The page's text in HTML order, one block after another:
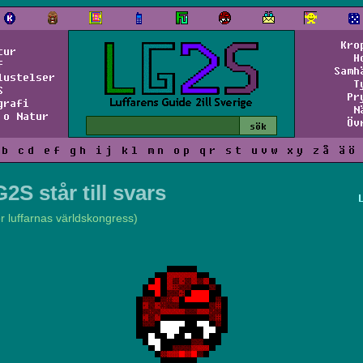
Natur
b c d e f g h i j k l m n o p q r s t u v w x y z å ä ö
står till svars
luffarnas världskongress)